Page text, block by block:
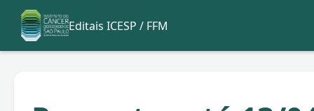
Editais ICESP / FFM